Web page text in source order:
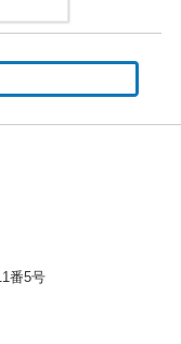
番5号